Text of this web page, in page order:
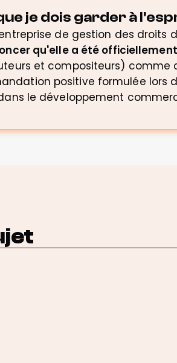
je dois garder à
de gestion des
qu'elle a été
et compositeurs) comme
positive formulée lors
le développement